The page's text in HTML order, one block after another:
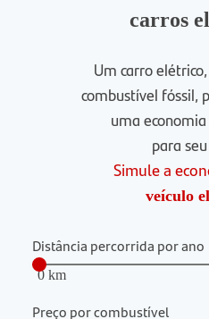
carros
Um carro
combustível fóssil,
uma
para
Simule a
veículo
Distância percorrida por ano
0 km
Preço por combustível